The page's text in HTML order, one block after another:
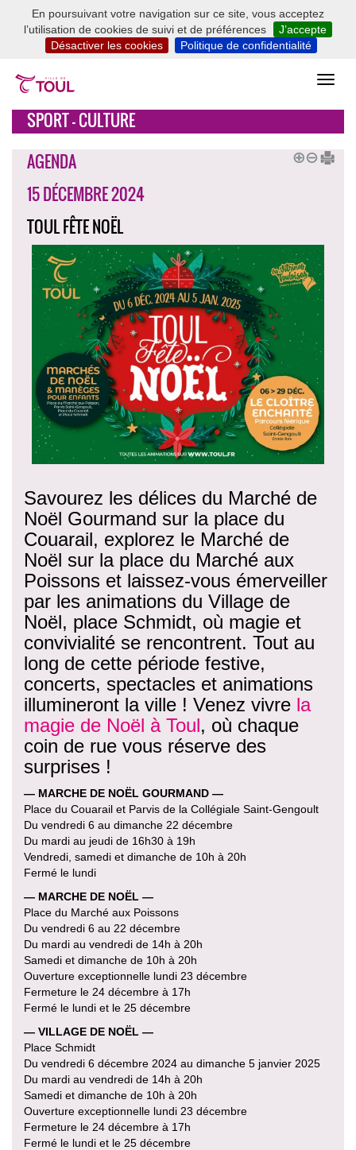
En poursuivant votre navigation sur ce site, vous acceptez
l’utilisation de cookies de suivi et de préférences
J’accepte
Désactiver les cookies
Politique de confidentialité
SPORT - CULTURE
AGENDA
15 DÉCEMBRE 2024
TOUL FÊTE NOËL
Savourez les délices du Marché de
Noël Gourmand sur la place du
Couarail, explorez le Marché de
Noël sur la place du Marché aux
Poissons et laissez-vous émerveiller
par les animations du Village de
Noël, place Schmidt, où magie et
convivialité se rencontrent. Tout au
long de cette période festive,
concerts, spectacles et animations
illumineront la ville ! Venez vivre la
magie de Noël à Toul, où chaque
coin de rue vous réserve des
surprises !
— MARCHE DE NOËL GOURMAND —
Place du Couarail et Parvis de la Collégiale Saint-Gengoult
Du vendredi 6 au dimanche 22 décembre
Du mardi au jeudi de 16h30 à 19h
Vendredi, samedi et dimanche de 10h à 20h
Fermé le lundi
— MARCHE DE NOËL —
Place du Marché aux Poissons
Du vendredi 6 au 22 décembre
Du mardi au vendredi de 14h à 20h
Samedi et dimanche de 10h à 20h
Ouverture exceptionnelle lundi 23 décembre
Fermeture le 24 décembre à 17h
Fermé le lundi et le 25 décembre
— VILLAGE DE NOËL —
Place Schmidt
Du vendredi 6 décembre 2024 au dimanche 5 janvier 2025
Du mardi au vendredi de 14h à 20h
Samedi et dimanche de 10h à 20h
Ouverture exceptionnelle lundi 23 décembre
Fermeture le 24 décembre à 17h
Fermé le lundi et le 25 décembre